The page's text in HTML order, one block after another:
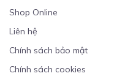
Shop Online
Liên hệ
Chính sách bảo mật
Chính sách cookies